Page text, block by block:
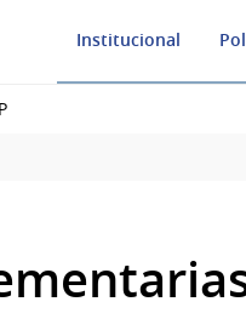
Institucional